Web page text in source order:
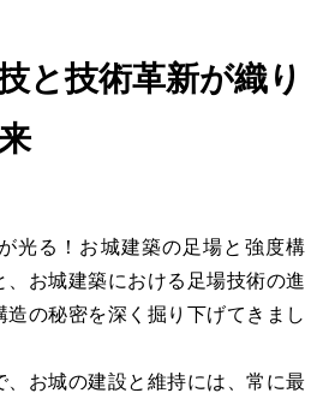
と技術革新が織り
光る！お城建築の足場と強度構
お城建築における足場技術の進
の秘密を深く掘り下げてきまし
お城の建設と維持には、常に最